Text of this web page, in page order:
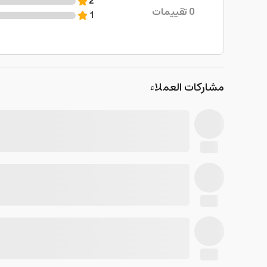
0تقييمات
1
مشاركات العملاء